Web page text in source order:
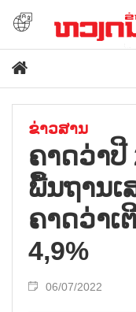
ຂ່າວສານ
ຄາດວ່າປີ
ພື້ນຖານ
ຄາດວ່າເ
4,9%
06/07/2022